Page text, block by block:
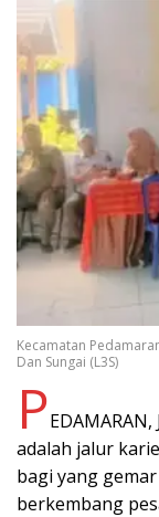
Kecamatan
Dan Sungai (L3S)
P
adalah jalur
bagi yang
berkembang